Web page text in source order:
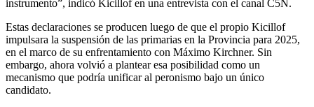
instrumento”, indicó Kicillof en una entrevista con el canal C5N.
Estas declaraciones se producen luego de que el propio Kicillof
impulsara la suspensión de las primarias en la Provincia para 2025,
en el marco de su enfrentamiento con Máximo Kirchner. Sin
embargo, ahora volvió a plantear esa posibilidad como un
mecanismo que podría unificar al peronismo bajo un único
candidato.